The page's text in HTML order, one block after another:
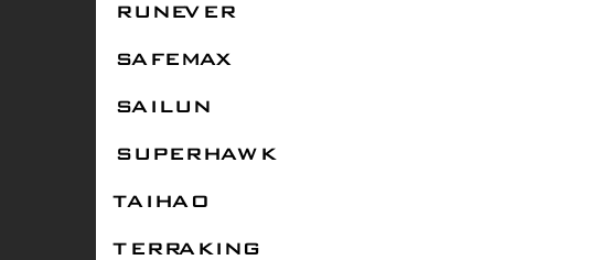
RUNEVER
SAFEMAX
SAILUN
SUPERHAWK
TAIHAO
TERRAKING